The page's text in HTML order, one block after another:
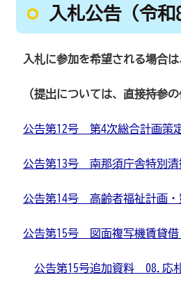
入札公告（令和
入札に参加を希望される場合
（提出については、直接持参
公告第12号 第4次総合計画策
公告第13号 南那須庁舎特別清
公告第14号 高齢者福祉計画・
公告第15号 図面複写機賃貸借
公告第15号追加資料 08.応